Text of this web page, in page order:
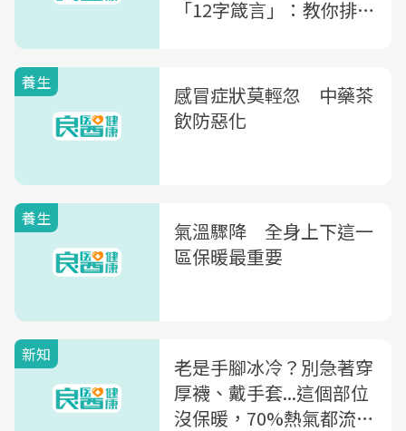
「12字箴言」：教你排出
養生
感冒症狀莫輕忽 中藥茶
飲防惡化
養生
氣溫驟降 全身上下這一
區保暖最重要
新知
老是手腳冰冷？別急著穿
厚襪、戴手套...這個部位
沒保暖，70%熱氣都流失